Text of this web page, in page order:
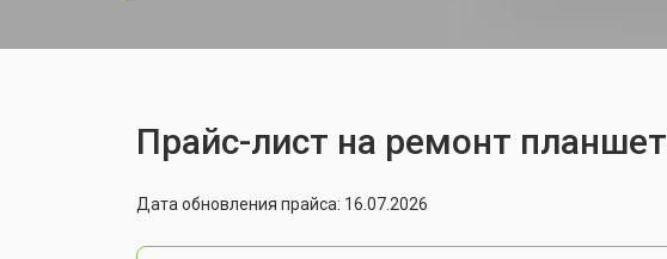
Прайс-лист на ремонт
Дата обновления прайса: 16.07.2026